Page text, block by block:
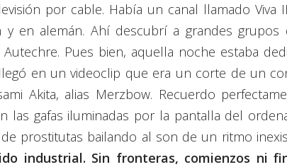
por cable. Había un canal llamado Viva
y en alemán. Ahí descubrí a grandes grupos
Pues bien, aquella noche estaba
en un videoclip que era un corte de un
Akita, alias Merzbow. Recuerdo
las gafas iluminadas por la pantalla del
prostitutas bailando al son de un ritmo
industrial. Sin fronteras, comienzos ni